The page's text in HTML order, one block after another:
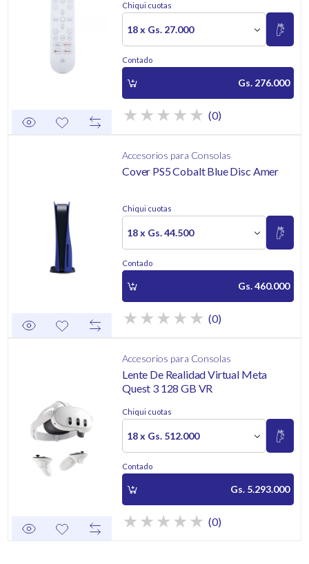
Chiqui cuotas
18 x Gs. 27.000
Contado
Gs. 276.000
(0)
Accesorios para Consolas
Cover PS5 Cobalt Blue Disc Amer
Chiqui cuotas
18 x Gs. 44.500
Contado
Gs. 460.000
(0)
Accesorios para Consolas
Lente De Realidad Virtual Meta
Quest 3 128 GB VR
Chiqui cuotas
18 x Gs. 512.000
Contado
Gs. 5.293.000
(0)